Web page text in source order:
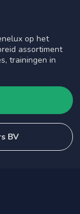
op het
assortiment
trainingen in
BV